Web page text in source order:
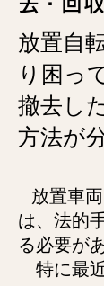
放置自
り困っ
撤去し
方法が
放置車
は、法的
る必要が
特に最